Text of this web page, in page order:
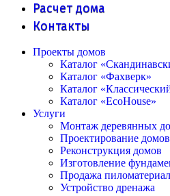
Расчет дома
Контакты
Проекты домов
Каталог
Каталог «Фахверк»
Каталог
Каталог «EcoHouse»
Услуги
Монтаж деревянных
Проектирование домов
Реконструкция домов
Изготовление
Продажа
Устройство дренажа